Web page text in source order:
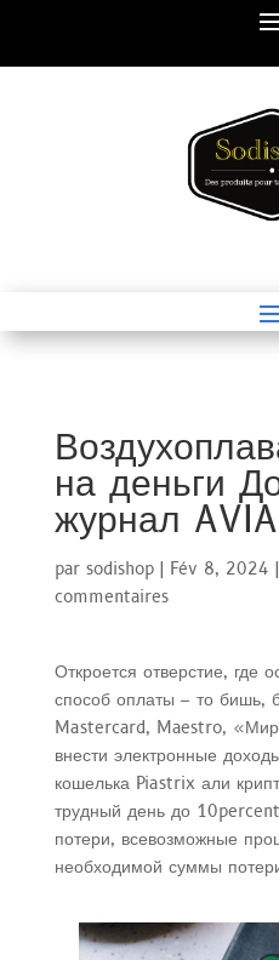
на деньги
журнал
par sodishop| Fév 8, 2024 |
commentaires
Откроется отверстие, где
способ оплаты – то бишь,
Mastercard, Maestro,
внести электронные
кошелька Piastrix али
трудный день до
потери, всевозможные
необходимой суммы